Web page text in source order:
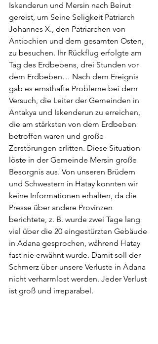
Iskenderun und Mersin nach Beirut
gereist, um Seine Seligkeit Patriarch
Johannes X., den Patriarchen von
Antiochien und dem gesamten Osten,
zu besuchen. Ihr Rückflug erfolgte am
Tag des Erdbebens, drei Stunden vor
dem Erdbeben… Nach dem Ereignis
gab es ernsthafte Probleme bei dem
Versuch, die Leiter der Gemeinden in
Antakya und Iskenderun zu erreichen,
die am stärksten von dem Erdbeben
betroffen waren und große
Zerstörungen erlitten. Diese Situation
löste in der Gemeinde Mersin große
Besorgnis aus. Von unseren Brüdern
und Schwestern in Hatay konnten wir
keine Informationen erhalten, da die
Presse über andere Provinzen
berichtete, z. B. wurde zwei Tage lang
viel über die 20 eingestürzten Gebäude
in Adana gesprochen, während Hatay
fast nie erwähnt wurde. Damit soll der
Schmerz über unsere Verluste in Adana
nicht verharmlost werden. Jeder Verlust
ist groß und irreparabel.